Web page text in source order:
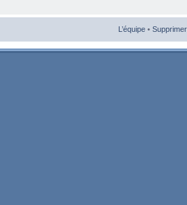
L’équipe •